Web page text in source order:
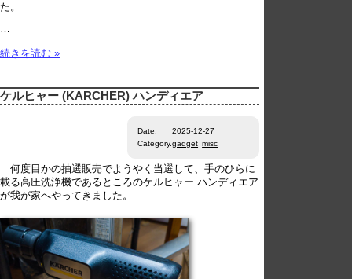
た。
…
続きを読む »
ケルヒャー (KARCHER) ハンディエア
Date.
2025-12-27
Category.gadget misc
何度目かの抽選販売でようやく当選して、手のひらに
載る高圧洗浄機であるところのケルヒャー ハンディエア
が我が家へやってきました。